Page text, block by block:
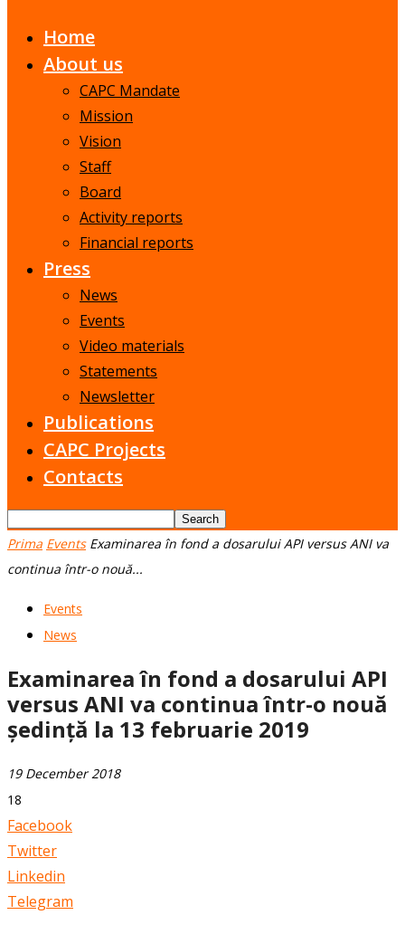
Home
About us
CAPC Mandate
Mission
Vision
Staff
Board
Activity reports
Financial reports
Press
News
Events
Video materials
Statements
Newsletter
Publications
CAPC Projects
Contacts
Prima Events Examinarea în fond a dosarului API versus ANI va
continua într-o nouă...
Events
News
Examinarea în fond a dosarului API
versus ANI va continua într-o nouă
ședință la 13 februarie 2019
19 December 2018
18
Facebook
Twitter
Linkedin
Telegram